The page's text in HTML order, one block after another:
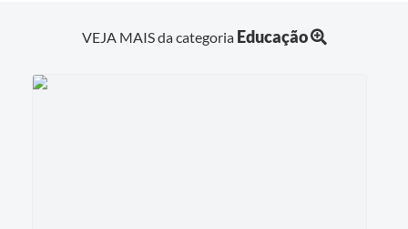
VEJA MAIS da categoria Educação